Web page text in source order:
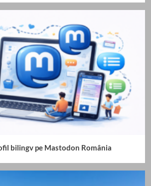
din Sorici – Snacksul prietenos cu
îți faci un profil bilingv pe Mastodon
cum creezi un calendar de comunicate de
pentru tot anul
rapid de simboluri speciale la păcănele
bilingv pe Mastodon România